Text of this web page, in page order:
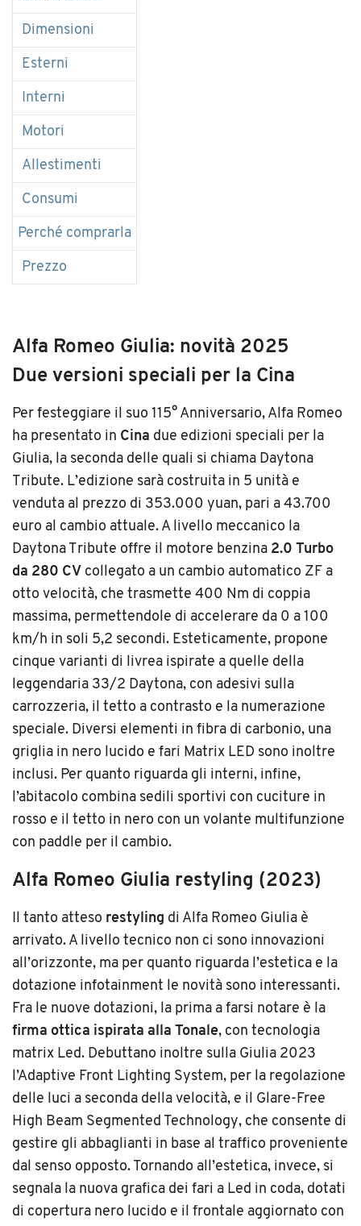
Dimensioni
Esterni
Interni
Motori
Allestimenti
Consumi
Perché comprarla
Prezzo
Alfa Romeo Giulia: novità 2025
Due versioni speciali per la Cina
Per festeggiare il suo 115° Anniversario, Alfa Romeo
ha presentato in Cina due edizioni speciali per la
Giulia, la seconda delle quali si chiama Daytona
Tribute. L’edizione sarà costruita in 5 unità e
venduta al prezzo di 353.000 yuan, pari a 43.700
euro al cambio attuale. A livello meccanico la
Daytona Tribute offre il motore benzina 2.0 Turbo
da 280 CV collegato a un cambio automatico ZF a
otto velocità, che trasmette 400 Nm di coppia
massima, permettendole di accelerare da 0 a 100
km/h in soli 5,2 secondi. Esteticamente, propone
cinque varianti di livrea ispirate a quelle della
leggendaria 33/2 Daytona, con adesivi sulla
carrozzeria, il tetto a contrasto e la numerazione
speciale. Diversi elementi in fibra di carbonio, una
griglia in nero lucido e fari Matrix LED sono inoltre
inclusi. Per quanto riguarda gli interni, infine,
l’abitacolo combina sedili sportivi con cuciture in
rosso e il tetto in nero con un volante multifunzione
con paddle per il cambio.
Alfa Romeo Giulia restyling (2023)
Il tanto atteso restyling di Alfa Romeo Giulia è
arrivato. A livello tecnico non ci sono innovazioni
all’orizzonte, ma per quanto riguarda l’estetica e la
dotazione infotainment le novità sono interessanti.
Fra le nuove dotazioni, la prima a farsi notare è la
firma ottica ispirata alla Tonale, con tecnologia
matrix Led. Debuttano inoltre sulla Giulia 2023
l’Adaptive Front Lighting System, per la regolazione
delle luci a seconda della velocità, e il Glare-Free
High Beam Segmented Technology, che consente di
gestire gli abbaglianti in base al traffico proveniente
dal senso opposto. Tornando all’estetica, invece, si
segnala la nuova grafica dei fari a Led in coda, dotati
di copertura nero lucido e il frontale aggiornato con